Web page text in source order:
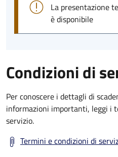
La presentazione
è disponibile
Condizioni di
Per conoscere i dettagli di
informazioni importanti, leggi i
servizio.
Termini e condizioni di